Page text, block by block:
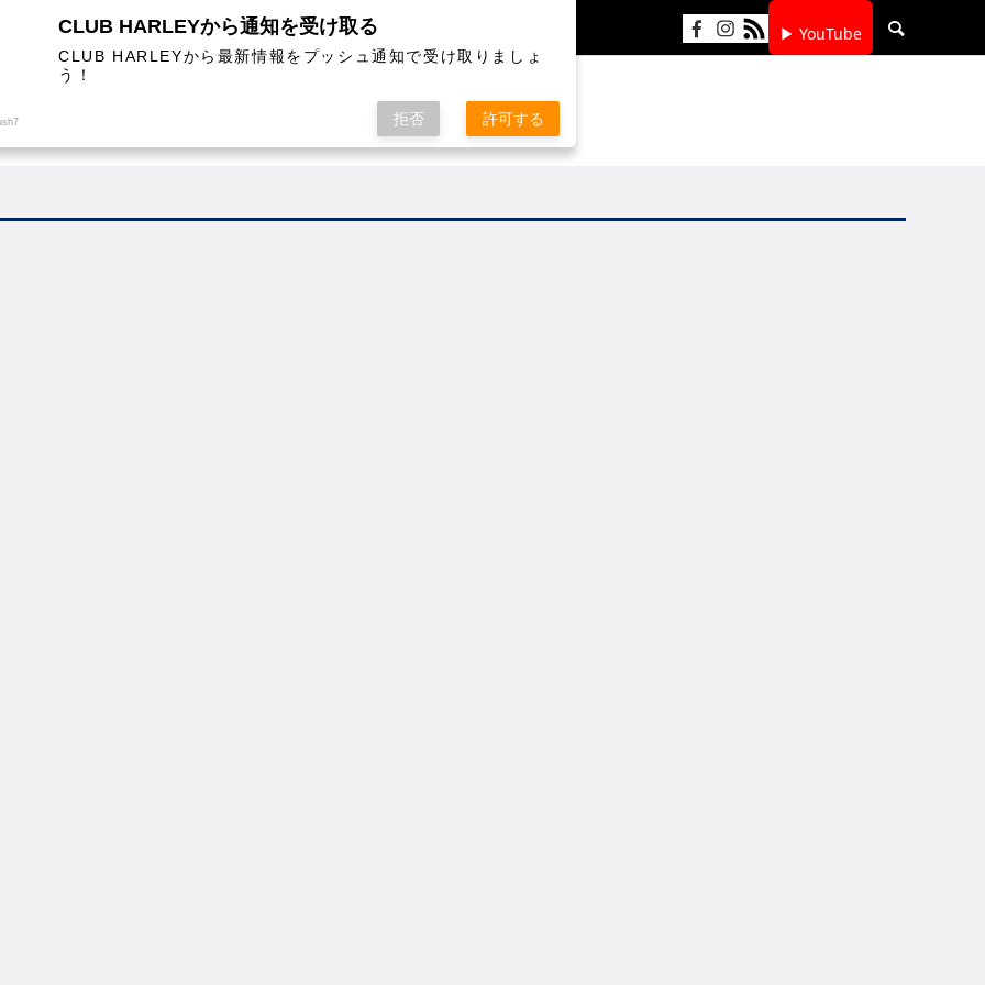
▶ YouTube
COLUMN
CLUB HARLEYから通知を受け取る
CLUB HARLEYから最新情報をプッシュ通知で受け取りましょ
う！
拒否 許可する